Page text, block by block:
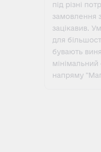
під різні
замовлення
зацікавив.
для
бувають
напряму